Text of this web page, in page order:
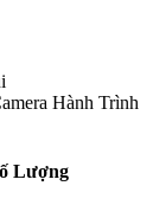
Hành Trình
Lượng